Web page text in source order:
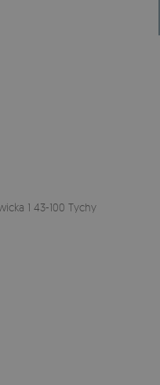
1 43-100 Tychy